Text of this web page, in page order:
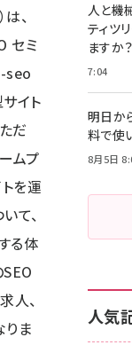
、
セミ
イト
だ
ムプ
を運
て、
る体
人、
ま
人と機
ティツ
ますか
7:04
明日か
料で使
8月5日
人気